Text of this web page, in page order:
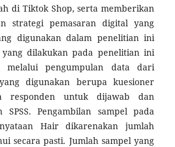
di Tiktok Shop, serta memberikan
strategi pemasaran digital yang
digunakan dalam penelitian ini
dilakukan pada penelitian ini
melalui pengumpulan data dari
digunakan berupa kuesioner
responden untuk dijawab dan
Pengambilan sampel pada
Hair dikarenakan jumlah
secara pasti. Jumlah sampel yang